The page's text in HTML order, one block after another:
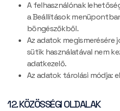
A felhasználónak
a Beállítások
böngészőkből.
Az adatok megismerésére
sütik használatával nem
adatkezelő.
Az adatok tárolási módja:
12. KÖZÖSSÉGI OLDALAK